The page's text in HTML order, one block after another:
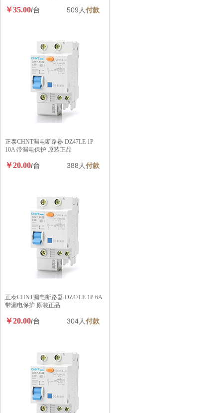
￥35.00/台 509人付款
正泰CHNT漏电断路器 DZ47LE 1P
10A 带漏电保护 原装正品
￥20.00/台 388人付款
正泰CHNT漏电断路器 DZ47LE 1P 6A
带漏电保护 原装正品
￥20.00/台 304人付款